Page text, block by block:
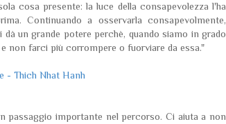
cosa presente: la luce della consapevolezza l'ha
Continuando a osservarla consapevolmente,
un grande potere perchè, quando siamo in grado
non farci più corrompere o fuorviare da essa."
- Thich Nhat Hanh
passaggio importante nel percorso. Ci aiuta a non